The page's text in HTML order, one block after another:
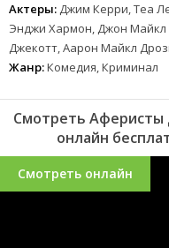
Актеры: Джим Керри, Теа
Энджи Хармон, Джон Майкл
Джекотт, Аарон Майкл
Жанр:Комедия, Криминал
Смотреть Аферисты
онлайн
Смотреть онлайн